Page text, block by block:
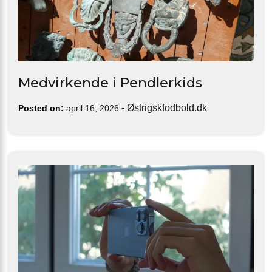
Medvirkende i Pendlerkids
Posted on: april 16, 2026 - Østrigskfodbold.dk